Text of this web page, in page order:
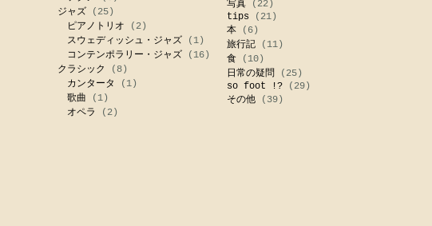
ジャズ (25)
ピアノトリオ (2)
スウェディッシュ・ジャズ (1)
コンテンポラリー・ジャズ (16)
クラシック
(8)
カンタータ
(1)
歌曲 (1)
オペラ
(2)
写真(22)
tips(21)
本(6)
旅行記(11)
食(10)
日常の疑問 (25)
so foot !?(29)
その他(39)